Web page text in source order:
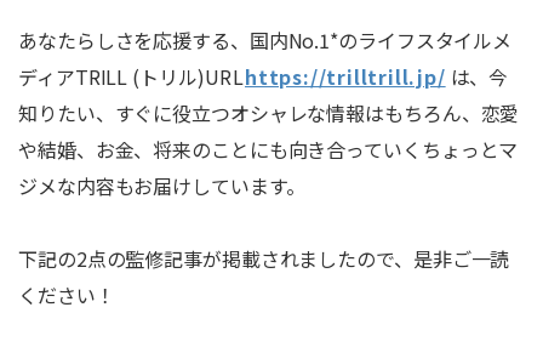
あなたらしさを応援する、国内No.1*のライフスタイルメ
ディアTRILL (トリル)URLhttps://trilltrill.jp/ は、今
知りたい、すぐに役立つオシャレな情報はもちろん、恋愛
や結婚、お金、将来のことにも向き合っていくちょっとマ
ジメな内容もお届けしています。
下記の2点の監修記事が掲載されましたので、是非ご一読
ください！